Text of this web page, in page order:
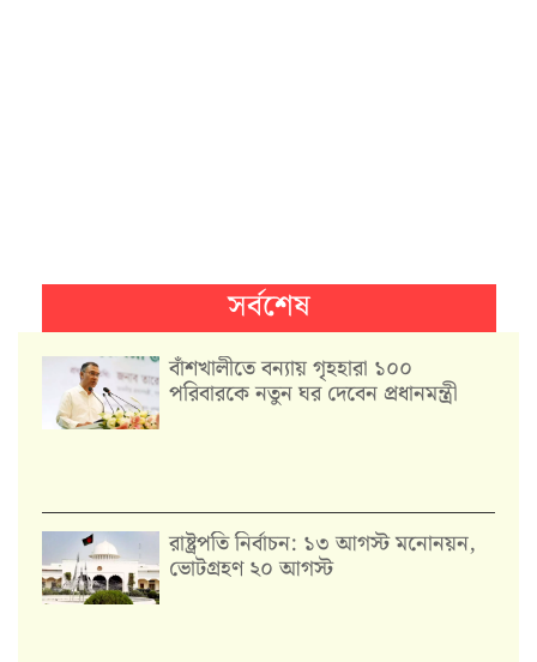
সর্বশেষ
বাঁশখালীতে বন্যায় গৃহহারা ১০০
পরিবারকে নতুন ঘর দেবেন প্রধানমন্ত্রী
রাষ্ট্রপতি নির্বাচন: ১৩ আগস্ট মনোনয়ন,
ভোটগ্রহণ ২০ আগস্ট